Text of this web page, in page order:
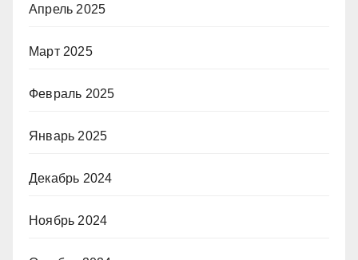
Апрель 2025
Март 2025
Февраль 2025
Январь 2025
Декабрь 2024
Ноябрь 2024